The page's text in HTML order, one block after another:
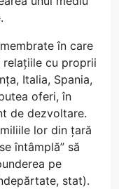
în care
cu proprii
Italia, Spania,
oferi, în
de dezvoltare.
lor din țară
întâmplă” să
pe
stat).